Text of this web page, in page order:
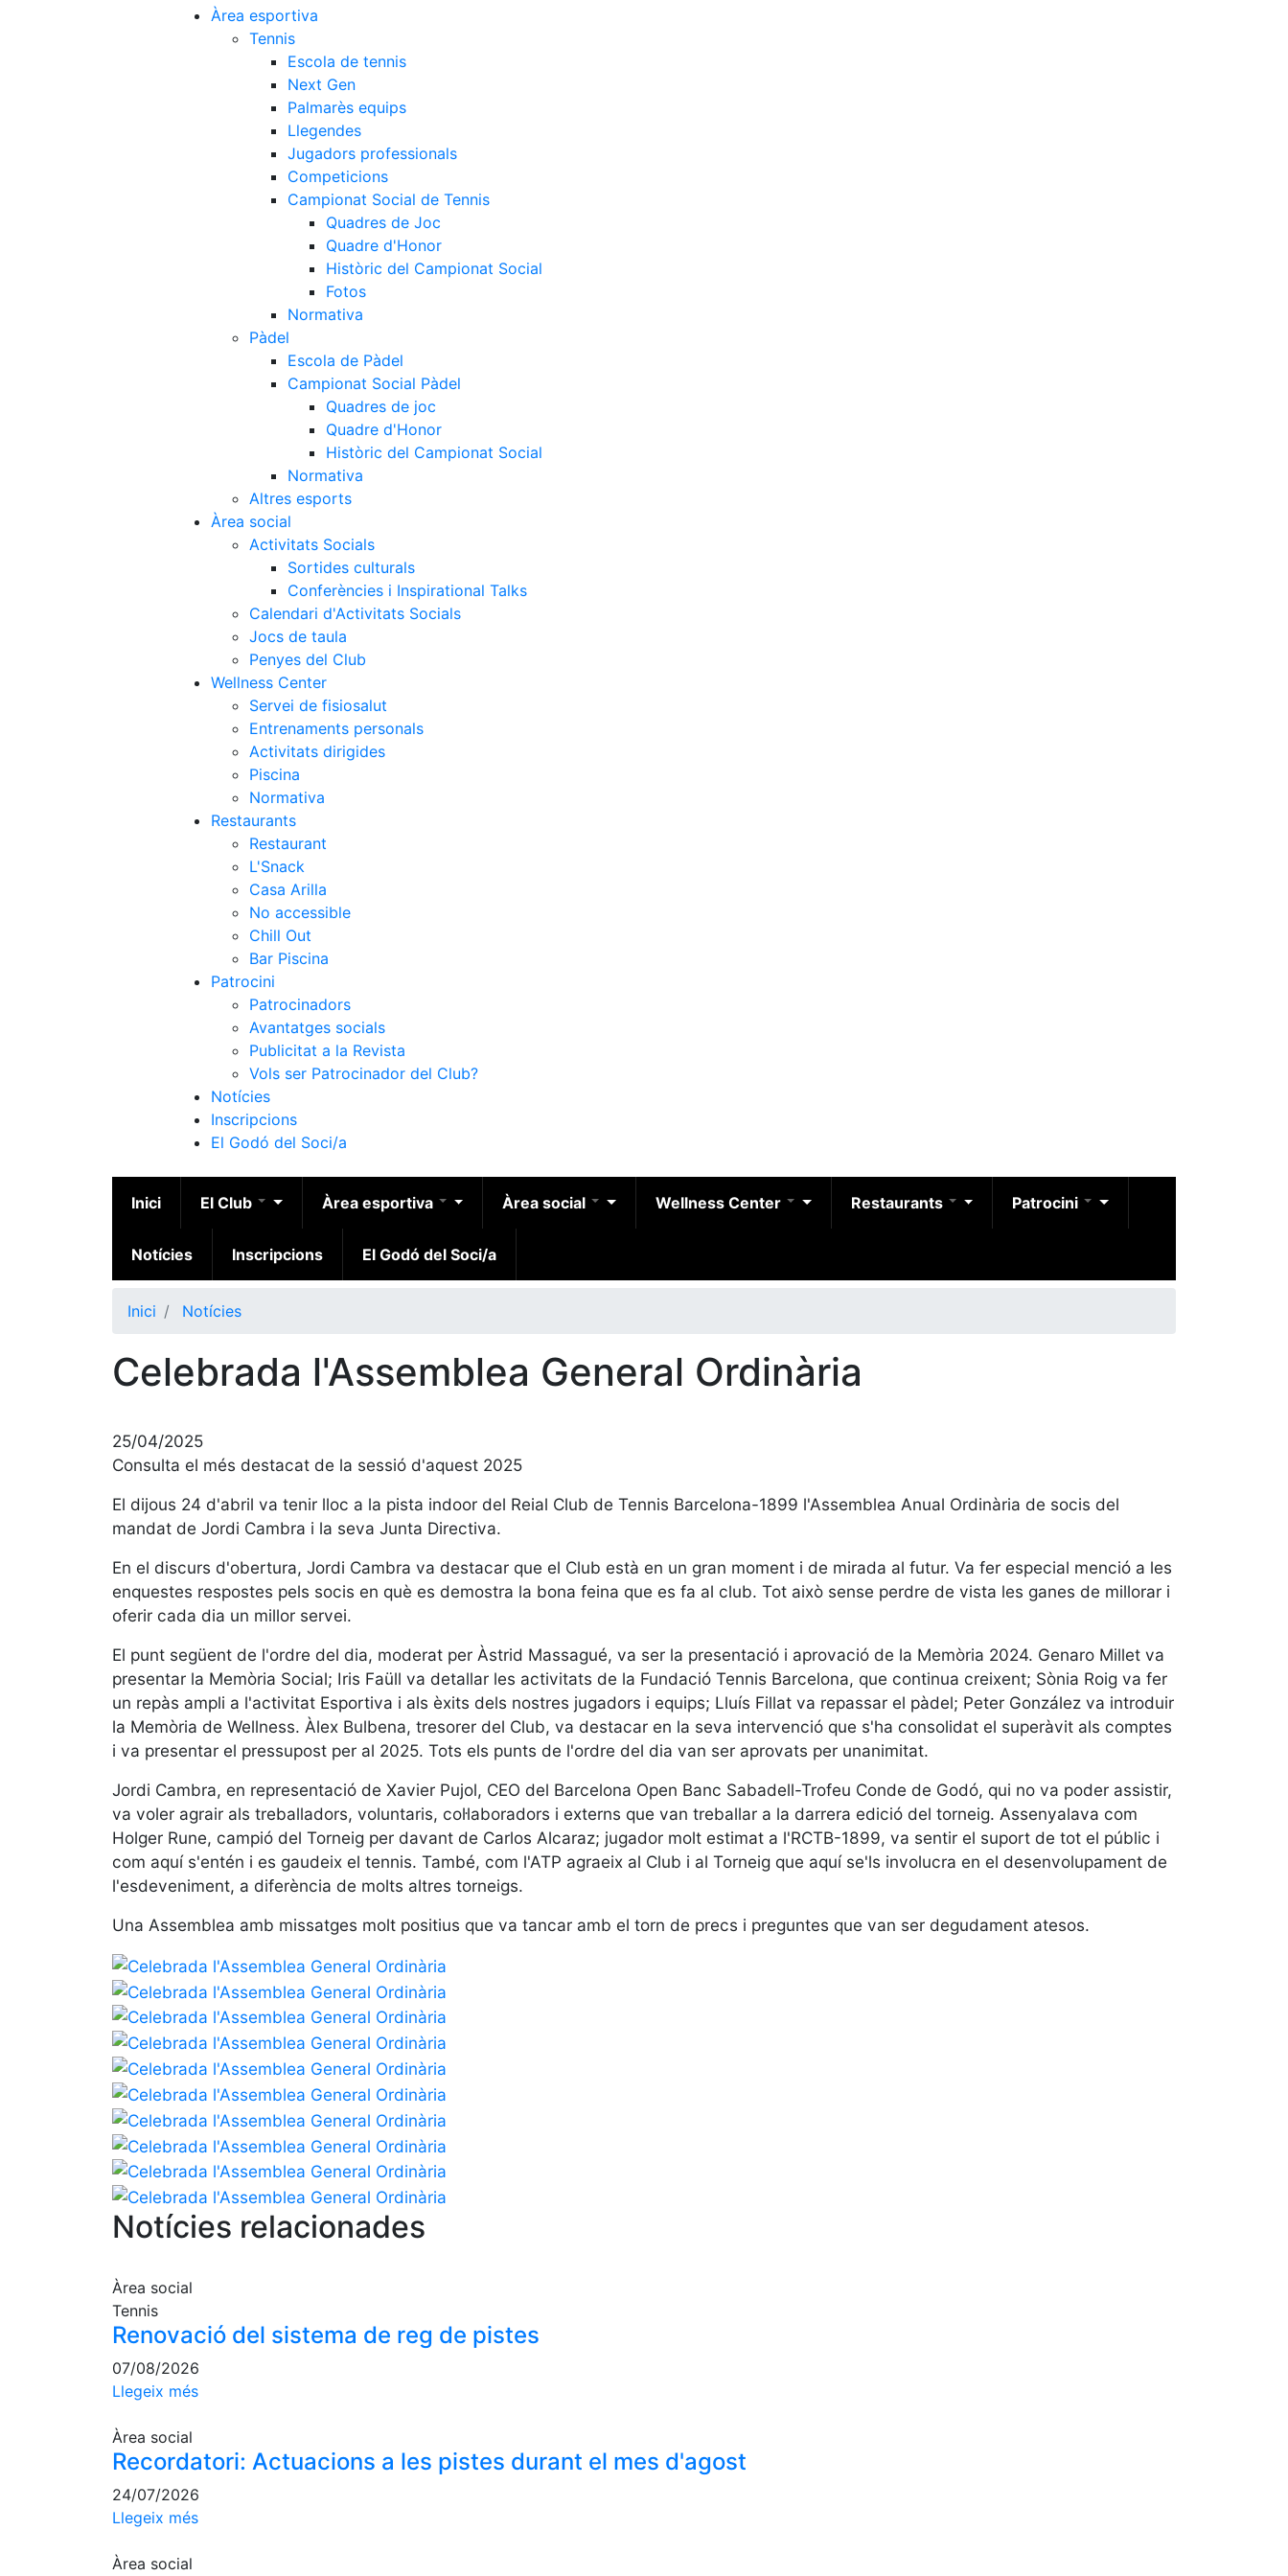
Àrea esportiva
Tennis
Escola de tennis
Next Gen
Palmarès equips
Llegendes
Jugadors professionals
Competicions
Campionat Social de Tennis
Quadres de Joc
Quadre d'Honor
Històric del Campionat Social
Fotos
Normativa
Pàdel
Escola de Pàdel
Campionat Social Pàdel
Quadres de joc
Quadre d'Honor
Històric del Campionat Social
Normativa
Altres esports
Àrea social
Activitats Socials
Sortides culturals
Conferències i Inspirational Talks
Calendari d'Activitats Socials
Jocs de taula
Penyes del Club
Wellness Center
Servei de fisiosalut
Entrenaments personals
Activitats dirigides
Piscina
Normativa
Restaurants
Restaurant
L'Snack
Casa Arilla
No accessible
Chill Out
Bar Piscina
Patrocini
Patrocinadors
Avantatges socials
Publicitat a la Revista
Vols ser Patrocinador del Club?
Notícies
Inscripcions
El Godó del Soci/a
Inici El Club Àrea esportiva Àrea social Wellness Center Restaurants Patrocini
Notícies Inscripcions El Godó del Soci/a
Inici Notícies
Celebrada l'Assemblea General Ordinària
25/04/2025
Consulta el més destacat de la sessió d'aquest 2025
El dijous 24 d'abril va tenir lloc a la pista indoor del Reial Club de Tennis Barcelona-1899 l'Assemblea Anual Ordinària de socis del
mandat de Jordi Cambra i la seva Junta Directiva.
En el discurs d'obertura, Jordi Cambra va destacar que el Club està en un gran moment i de mirada al futur. Va fer especial menció a les
enquestes respostes pels socis en què es demostra la bona feina que es fa al club. Tot això sense perdre de vista les ganes de millorar i
oferir cada dia un millor servei.
El punt següent de l'ordre del dia, moderat per Àstrid Massagué, va ser la presentació i aprovació de la Memòria 2024. Genaro Millet va
presentar la Memòria Social; Iris Faüll va detallar les activitats de la Fundació Tennis Barcelona, que continua creixent; Sònia Roig va fer
un repàs ampli a l'activitat Esportiva i als èxits dels nostres jugadors i equips; Lluís Fillat va repassar el pàdel; Peter González va introduir
la Memòria de Wellness. Àlex Bulbena, tresorer del Club, va destacar en la seva intervenció que s'ha consolidat el superàvit als comptes
i va presentar el pressupost per al 2025. Tots els punts de l'ordre del dia van ser aprovats per unanimitat.
Jordi Cambra, en representació de Xavier Pujol, CEO del Barcelona Open Banc Sabadell-Trofeu Conde de Godó, qui no va poder assistir,
va voler agrair als treballadors, voluntaris, col·laboradors i externs que van treballar a la darrera edició del torneig. Assenyalava com
Holger Rune, campió del Torneig per davant de Carlos Alcaraz; jugador molt estimat a l'RCTB-1899, va sentir el suport de tot el públic i
com aquí s'entén i es gaudeix el tennis. També, com l'ATP agraeix al Club i al Torneig que aquí se'ls involucra en el desenvolupament de
l'esdeveniment, a diferència de molts altres torneigs.
Una Assemblea amb missatges molt positius que va tancar amb el torn de precs i preguntes que van ser degudament atesos.
Notícies relacionades
Àrea social
Tennis
Renovació del sistema de reg de pistes
07/08/2026
Llegeix més
Àrea social
Recordatori: Actuacions a les pistes durant el mes d'agost
24/07/2026
Llegeix més
Àrea social